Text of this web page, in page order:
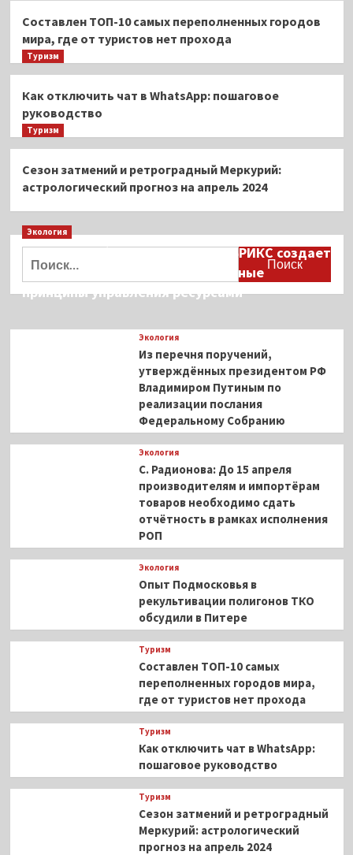
Составлен ТОП-10 самых переполненных городов
мира, где от туристов нет прохода
Туризм
Как отключить чат в WhatsApp: пошаговое
руководство
Туризм
Сезон затмений и ретроградный Меркурий:
астрологический прогноз на апрель 2024
Экология
Дмитрий Кобылкин: площадка БРИКС создает
возможность сформировать единые
принципы управления ресурсами
Экология
Из перечня поручений,
утверждённых президентом РФ
Владимиром Путиным по
реализации послания
Федеральному Собранию
Экология
С. Радионова: До 15 апреля
производителям и импортёрам
товаров необходимо сдать
отчётность в рамках исполнения
РОП
Экология
Опыт Подмосковья в
рекультивации полигонов ТКО
обсудили в Питере
Туризм
Составлен ТОП-10 самых
переполненных городов мира,
где от туристов нет прохода
Туризм
Как отключить чат в WhatsApp:
пошаговое руководство
Туризм
Сезон затмений и ретроградный
Меркурий: астрологический
прогноз на апрель 2024